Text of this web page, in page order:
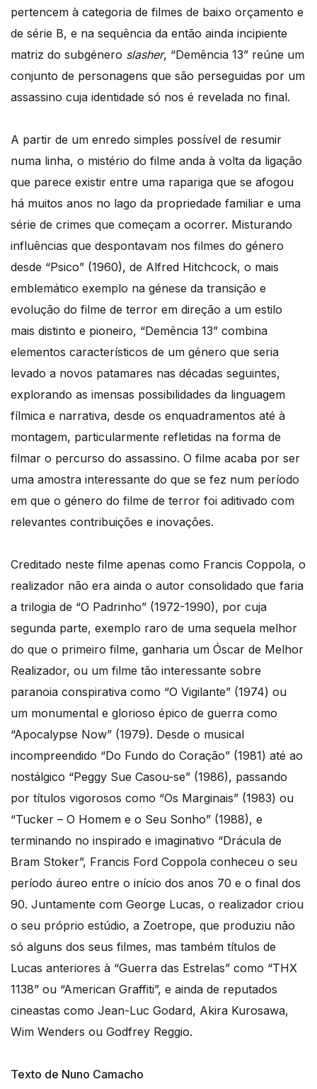
pertencem à categoria de filmes de baixo orçamento e
de série B, e na sequência da então ainda incipiente
matriz do subgénero slasher, “Demência 13” reúne um
conjunto de personagens que são perseguidas por um
assassino cuja identidade só nos é revelada no final.
A partir de um enredo simples possível de resumir
numa linha, o mistério do filme anda à volta da ligação
que parece existir entre uma rapariga que se afogou
há muitos anos no lago da propriedade familiar e uma
série de crimes que começam a ocorrer. Misturando
influências que despontavam nos filmes do género
desde “Psico” (1960), de Alfred Hitchcock, o mais
emblemático exemplo na génese da transição e
evolução do filme de terror em direção a um estilo
mais distinto e pioneiro, “Demência 13” combina
elementos característicos de um género que seria
levado a novos patamares nas décadas seguintes,
explorando as imensas possibilidades da linguagem
fílmica e narrativa, desde os enquadramentos até à
montagem, particularmente refletidas na forma de
filmar o percurso do assassino. O filme acaba por ser
uma amostra interessante do que se fez num período
em que o género do filme de terror foi aditivado com
relevantes contribuições e inovações.
Creditado neste filme apenas como Francis Coppola, o
realizador não era ainda o autor consolidado que faria
a trilogia de “O Padrinho” (1972-1990), por cuja
segunda parte, exemplo raro de uma sequela melhor
do que o primeiro filme, ganharia um Óscar de Melhor
Realizador, ou um filme tão interessante sobre
paranoia conspirativa como “O Vigilante” (1974) ou
um monumental e glorioso épico de guerra como
“Apocalypse Now” (1979). Desde o musical
incompreendido “Do Fundo do Coração” (1981) até ao
nostálgico “Peggy Sue Casou-se” (1986), passando
por títulos vigorosos como “Os Marginais” (1983) ou
“Tucker – O Homem e o Seu Sonho” (1988), e
terminando no inspirado e imaginativo “Drácula de
Bram Stoker”, Francis Ford Coppola conheceu o seu
período áureo entre o início dos anos 70 e o final dos
90. Juntamente com George Lucas, o realizador criou
o seu próprio estúdio, a Zoetrope, que produziu não
só alguns dos seus filmes, mas também títulos de
Lucas anteriores à “Guerra das Estrelas” como “THX
1138” ou “American Graffiti”, e ainda de reputados
cineastas como Jean-Luc Godard, Akira Kurosawa,
Wim Wenders ou Godfrey Reggio.
Texto de Nuno Camacho